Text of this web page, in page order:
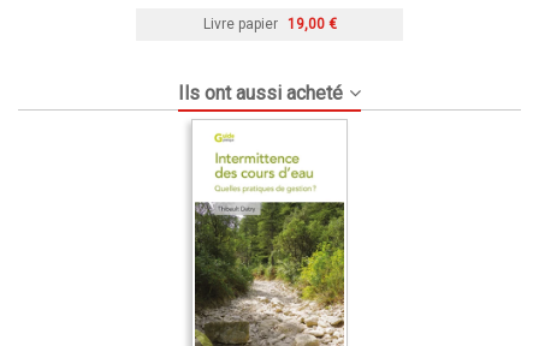
Livre papier 19,00 €
Ils ont aussi acheté